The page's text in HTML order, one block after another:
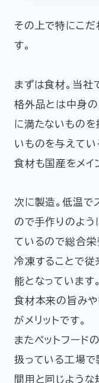
その上で特にこ
す。
まずは食材。当社
格外品とは中身
に満たないものを
いものを与えてい
食材も国産をメイ
次に製造。低温で
ので手作りのよう
ているので総合栄
冷凍することで
能となっています
食材本来の旨みや
がメリットです。
またペットフード
扱っている工場で
間用と同じような